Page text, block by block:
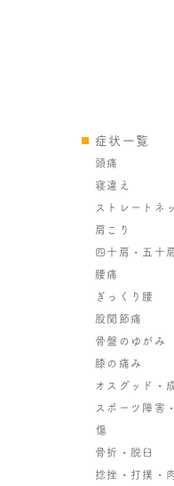
症状一覧
頭痛
寝違え
ストレートネ
肩こり
四十肩・五十
腰痛
ぎっくり腰
股関節痛
骨盤のゆがみ
膝の痛み
オスグッド・
スポーツ障害
傷
骨折・脱臼
捻挫・打撲・